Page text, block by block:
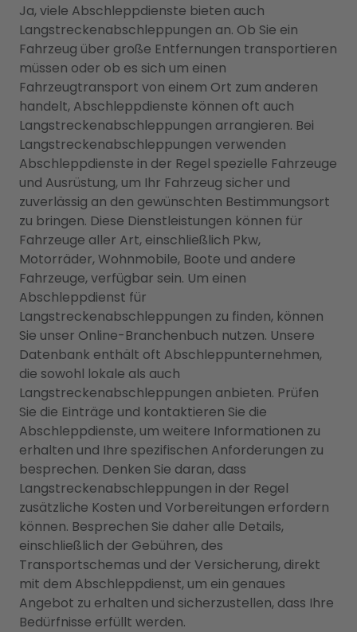
Ja, viele Abschleppdienste bieten auch
Langstreckenabschleppungen an. Ob Sie ein
Fahrzeug über große Entfernungen transportieren
müssen oder ob es sich um einen
Fahrzeugtransport von einem Ort zum anderen
handelt, Abschleppdienste können oft auch
Langstreckenabschleppungen arrangieren. Bei
Langstreckenabschleppungen verwenden
Abschleppdienste in der Regel spezielle Fahrzeuge
und Ausrüstung, um Ihr Fahrzeug sicher und
zuverlässig an den gewünschten Bestimmungsort
zu bringen. Diese Dienstleistungen können für
Fahrzeuge aller Art, einschließlich Pkw,
Motorräder, Wohnmobile, Boote und andere
Fahrzeuge, verfügbar sein. Um einen
Abschleppdienst für
Langstreckenabschleppungen zu finden, können
Sie unser Online-Branchenbuch nutzen. Unsere
Datenbank enthält oft Abschleppunternehmen,
die sowohl lokale als auch
Langstreckenabschleppungen anbieten. Prüfen
Sie die Einträge und kontaktieren Sie die
Abschleppdienste, um weitere Informationen zu
erhalten und Ihre spezifischen Anforderungen zu
besprechen. Denken Sie daran, dass
Langstreckenabschleppungen in der Regel
zusätzliche Kosten und Vorbereitungen erfordern
können. Besprechen Sie daher alle Details,
einschließlich der Gebühren, des
Transportschemas und der Versicherung, direkt
mit dem Abschleppdienst, um ein genaues
Angebot zu erhalten und sicherzustellen, dass Ihre
Bedürfnisse erfüllt werden.